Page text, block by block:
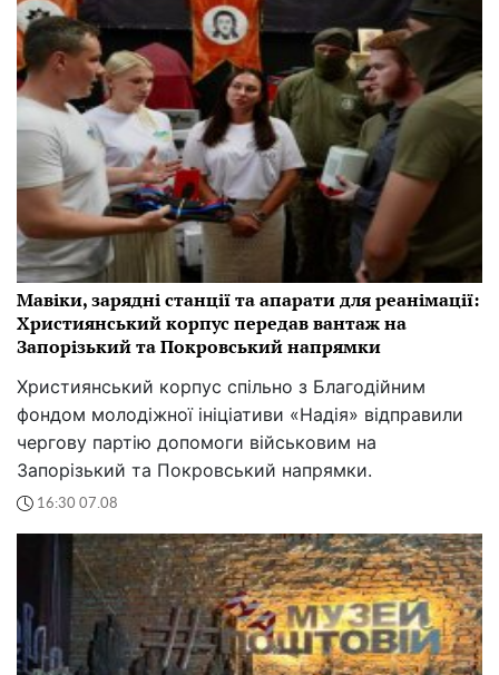
Мавіки, зарядні станції та апарати для реанімації:
Християнський корпус передав вантаж на
Запорізький та Покровський напрямки
Християнський корпус спільно з Благодійним
фондом молодіжної ініціативи «Надія» відправили
чергову партію допомоги військовим на
Запорізький та Покровський напрямки.
16:30 07.08